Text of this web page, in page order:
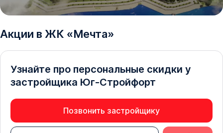
Акции в ЖК «Мечта»
Узнайте про персональные скидки у
застройщика Юг-Стройфорт
Позвонить застройщику